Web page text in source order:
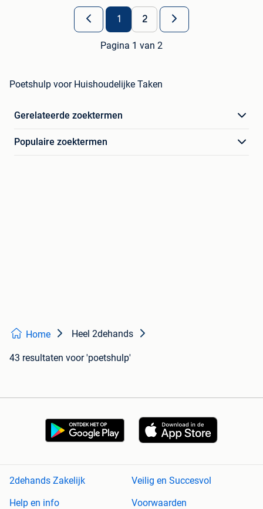
1 2
Pagina 1 van 2
Poetshulp voor Huishoudelijke Taken
Gerelateerde zoektermen
Populaire zoektermen
Home Heel 2dehands
43 resultaten voor 'poetshulp'
2dehands Zakelijk
Veilig en Succesvol
Help en info
Voorwaarden